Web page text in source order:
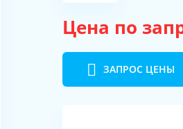
Цена по
ЗАПРОС ЦЕНЫ